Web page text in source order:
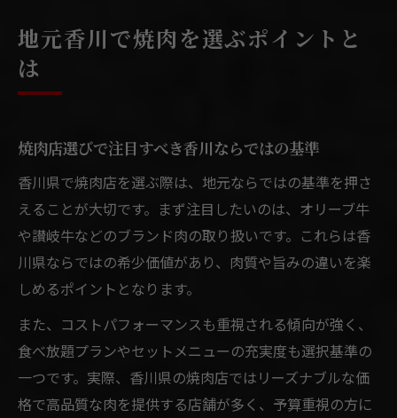
地元香川で焼肉を選ぶポイントと
は
焼肉店選びで注目すべき香川ならではの基準
香川県で焼肉店を選ぶ際は、地元ならではの基準を押さ
えることが大切です。まず注目したいのは、オリーブ牛
や讃岐牛などのブランド肉の取り扱いです。これらは香
川県ならではの希少価値があり、肉質や旨みの違いを楽
しめるポイントとなります。
また、コストパフォーマンスも重視される傾向が強く、
食べ放題プランやセットメニューの充実度も選択基準の
一つです。実際、香川県の焼肉店ではリーズナブルな価
格で高品質な肉を提供する店舗が多く、予算重視の方に